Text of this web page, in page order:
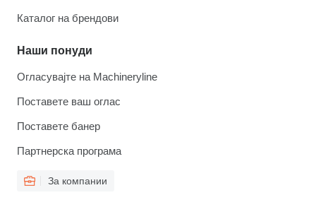
Каталог на брендови
Наши понуди
Огласувајте на Machineryline
Поставете ваш оглас
Поставете банер
Партнерска програма
За компании